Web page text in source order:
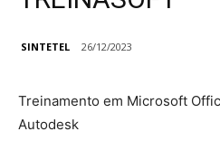
SINTETEL 26/12/2023
Treinamento em Microsoft
Autodesk